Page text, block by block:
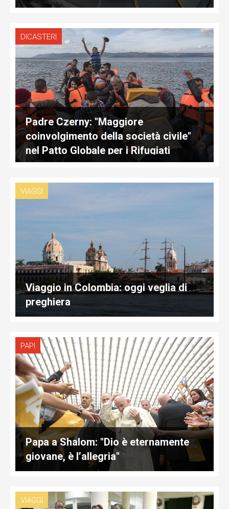
DICASTERI
Padre Czerny: "Maggiore
coinvolgimento della società civile"
nel Patto Globale per i Rifugiati
VIAGGI
Viaggio in Colombia: oggi veglia di
preghiera
PAPI
Papa a Shalom: "Dio è eternamente
giovane, è l’allegria"
VIAGGI